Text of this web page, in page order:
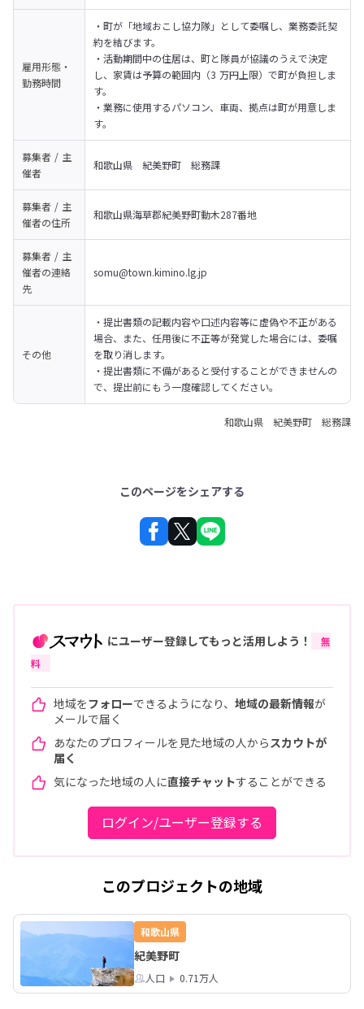
雇用形態・
勤務時間
・町が「地域おこし協力隊」として委嘱し、業務委託契
約を結びます。
・活動期間中の住居は、町と隊員が協議のうえで決定
し、家賃は予算の範囲内（3 万円上限）で町が負担しま
す。
・業務に使用するパソコン、車両、拠点は町が用意しま
す。
募集者 / 主
催者
和歌山県　紀美野町　総務課
募集者 / 主
催者の住所
和歌山県海草郡紀美野町動木287番地
募集者 / 主
催者の連絡
先
somu@town.kimino.lg.jp
その他
・提出書類の記載内容や口述内容等に虚偽や不正がある
場合、また、任用後に不正等が発覚した場合には、委嘱
を取り消します。
・提出書類に不備があると受付することができませんの
で、提出前にもう一度確認してください。
和歌山県 紀美野町 総務課
このページをシェアする
にユーザー登録してもっと活用しよう！
無
料
地域をフォローできるようになり、 地域の最新情報が
メールで届く
あなたのプロフィールを見た地域の人から スカウトが
届く
気になった地域の人に直接チャットすることができる
ログイン/ユーザー登録する
このプロジェクトの地域
和歌山県
紀美野町
人口 0.71万人